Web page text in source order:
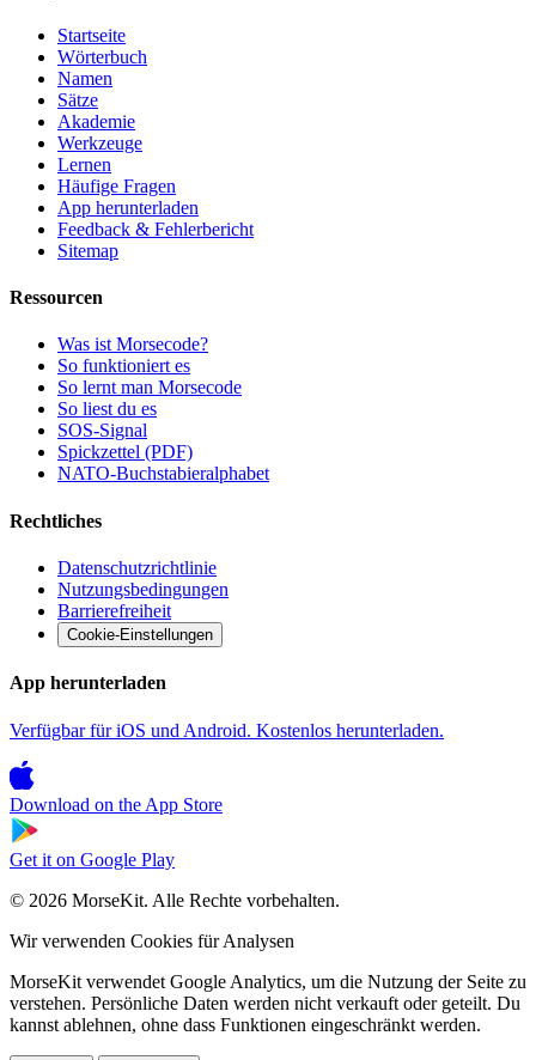
Startseite
Wörterbuch
Namen
Sätze
Akademie
Werkzeuge
Lernen
Häufige Fragen
App herunterladen
Feedback & Fehlerbericht
Sitemap
Ressourcen
Was ist Morsecode?
So funktioniert es
So lernt man Morsecode
So liest du es
SOS-Signal
Spickzettel (PDF)
NATO-Buchstabieralphabet
Rechtliches
Datenschutzrichtlinie
Nutzungsbedingungen
Barrierefreiheit
Cookie-Einstellungen
App herunterladen
Verfügbar für iOS und Android. Kostenlos herunterladen.
Download on the App Store
Get it on Google Play
© 2026 MorseKit. Alle Rechte vorbehalten.
Wir verwenden Cookies für Analysen
MorseKit verwendet Google Analytics, um die Nutzung der Seite zu
verstehen. Persönliche Daten werden nicht verkauft oder geteilt. Du
kannst ablehnen, ohne dass Funktionen eingeschränkt werden.